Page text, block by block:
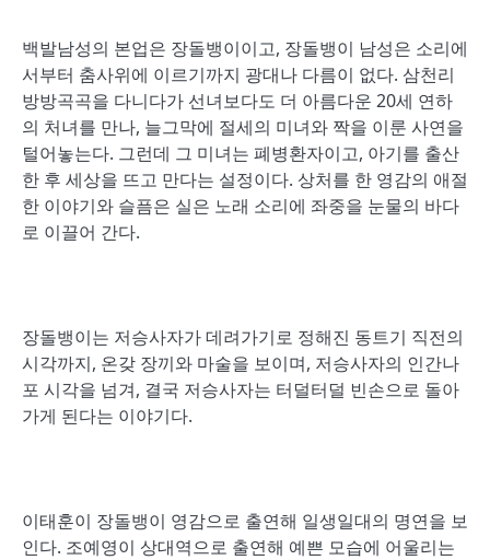
백발남성의 본업은 장돌뱅이이고, 장돌뱅이 남성은 소리에
서부터 춤사위에 이르기까지 광대나 다름이 없다. 삼천리
방방곡곡을 다니다가 선녀보다도 더 아름다운 20세 연하
의 처녀를 만나, 늘그막에 절세의 미녀와 짝을 이룬 사연을
털어놓는다. 그런데 그 미녀는 폐병환자이고, 아기를 출산
한 후 세상을 뜨고 만다는 설정이다. 상처를 한 영감의 애절
한 이야기와 슬픔은 실은 노래 소리에 좌중을 눈물의 바다
로 이끌어 간다.
장돌뱅이는 저승사자가 데려가기로 정해진 동트기 직전의
시각까지, 온갖 장끼와 마술을 보이며, 저승사자의 인간나
포 시각을 넘겨, 결국 저승사자는 터덜터덜 빈손으로 돌아
가게 된다는 이야기다.
이태훈이 장돌뱅이 영감으로 출연해 일생일대의 명연을 보
인다. 조예영이 상대역으로 출연해 예쁜 모습에 어울리는